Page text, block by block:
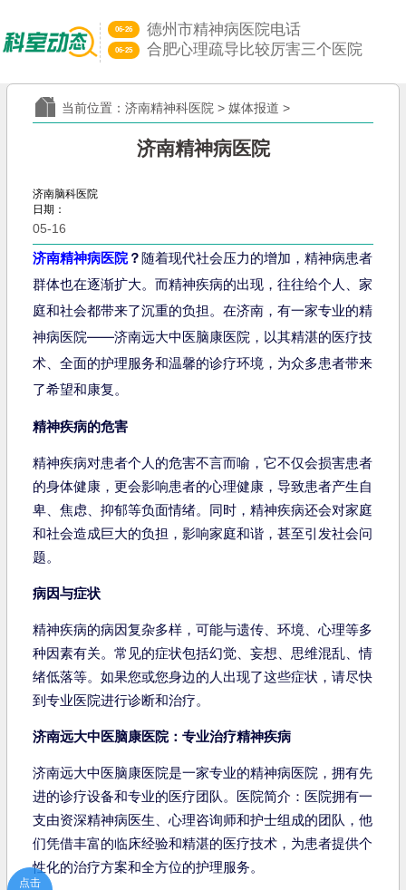
06-26 德州市精神病医院电话
06-25 合肥心理疏导比较厉害三个医院
心理障碍和精神病啥区别？济南精
05-29 山东治失眠比较好的中医大夫
当前位置：济南精神科医院 >媒体报道 >
济南精神病医院
济南脑科医院
日期：
05-16
济南精神病医院？随着现代社会压力的增加，精神病患者
群体也在逐渐扩大。而精神疾病的出现，往往给个人、家
庭和社会都带来了沉重的负担。在济南，有一家专业的精
神病医院——济南远大中医脑康医院，以其精湛的医疗技
术、全面的护理服务和温馨的诊疗环境，为众多患者带来
了希望和康复。
精神疾病的危害
精神疾病对患者个人的危害不言而喻，它不仅会损害患者
的身体健康，更会影响患者的心理健康，导致患者产生自
卑、焦虑、抑郁等负面情绪。同时，精神疾病还会对家庭
和社会造成巨大的负担，影响家庭和谐，甚至引发社会问
题。
病因与症状
精神疾病的病因复杂多样，可能与遗传、环境、心理等多
种因素有关。常见的症状包括幻觉、妄想、思维混乱、情
绪低落等。如果您或您身边的人出现了这些症状，请尽快
到专业医院进行诊断和治疗。
济南远大中医脑康医院：专业治疗精神疾病
济南远大中医脑康医院是一家专业的精神病医院，拥有先
进的诊疗设备和专业的医疗团队。医院简介：医院拥有一
支由资深精神病医生、心理咨询师和护士组成的团队，他
们凭借丰富的临床经验和精湛的医疗技术，为患者提供个
性化的治疗方案和全方位的护理服务。
点击